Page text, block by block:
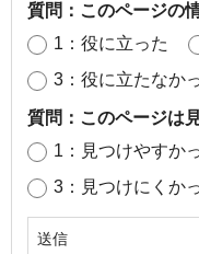
質問：このページの
1：役に立った
3：役に立たなか
質問：このページは
1：見つけやすか
3：見つけにくか